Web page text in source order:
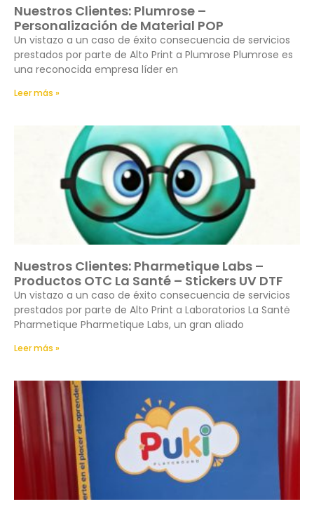
Nuestros Clientes: Plumrose –
Personalización de Material POP
Un vistazo a un caso de éxito consecuencia de servicios
prestados por parte de Alto Print a Plumrose Plumrose es
una reconocida empresa líder en
Leer más »
Nuestros Clientes: Pharmetique Labs –
Productos OTC La Santé – Stickers UV DTF
Un vistazo a un caso de éxito consecuencia de servicios
prestados por parte de Alto Print a Laboratorios La Santė
Pharmetique Pharmetique Labs, un gran aliado
Leer más »